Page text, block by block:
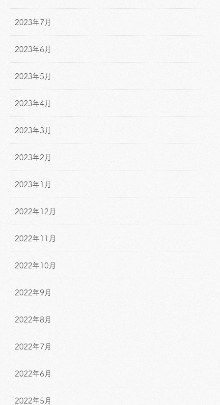
2023年7月
2023年6月
2023年5月
2023年4月
2023年3月
2023年2月
2023年1月
2022年12月
2022年11月
2022年10月
2022年9月
2022年8月
2022年7月
2022年6月
2022年5月